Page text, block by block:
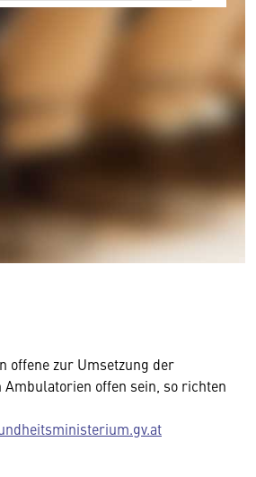
offene zur Umsetzung der
Ambulatorien offen sein, so richten